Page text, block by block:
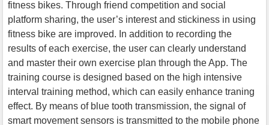
fitness bikes. Through friend competition and social
platform sharing, the user’s interest and stickiness in using
fitness bike are improved. In addition to recording the
results of each exercise, the user can clearly understand
and master their own exercise plan through the App. The
training course is designed based on the high intensive
interval training method, which can easily enhance traning
effect. By means of blue tooth transmission, the signal of
smart movement sensors is transmitted to the mobile phone